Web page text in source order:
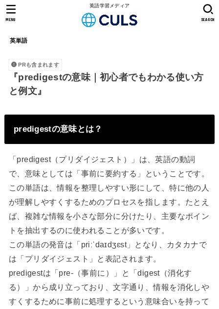
英語学習メディア
英単語
SEARCH
MENU
PRも含まれます
『predigestの意味｜初心者でもわかる使い方
と例文』
predigestの意味とは？
「predigest（プリダイジェスト）」は、英語の動詞
で、意味としては「事前に要約する」ということです。
この単語は、情報を整理しやすい形にして、特に他の人
が理解しやすくするためのプロセスを指します。たとえ
ば、複雑な情報を小さな部分に分けたり、主要なポイン
トを抽出するのに使われることが多いです。
この単語の発音は「priːˈdaɪdʒɛst」となり、カタカナで
は「プリダイジェスト」と表記されます。
predigestは「pre-（事前に）」と「digest（消化す
る）」から成り立っており、文字通り、情報を消化しや
すくするために事前に処理するという意味合いを持って